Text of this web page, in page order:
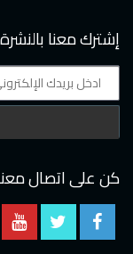
إشترك معنا بالنشرة
كن على اتصال